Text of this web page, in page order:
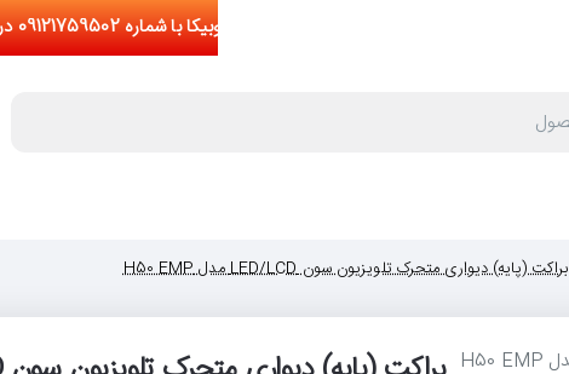
براکت (پایه) دیواری متحرک تلویزیون سون LED/LCD مدل H50 EMP